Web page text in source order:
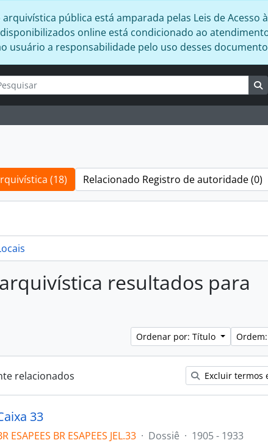
pública está amparada pelas Leis de Acesso
online está condicionado ao
usuário a responsabilidade pelo uso desses
de busca
(18) Relacionado Registro de autoridade (0)
resultados para
Ordenar por: Título
relacionados Excluir termos
33
ESAPEES BR ESAPEES JEL.33 · Dossiê · 1905 - 1933